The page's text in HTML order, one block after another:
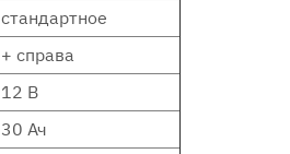
стандартное
+ справа
12 В
30 Ач